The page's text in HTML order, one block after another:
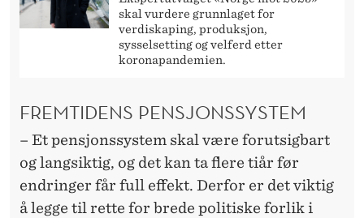
skal vurdere grunnlaget for
verdiskaping, produksjon,
sysselsetting og velferd etter
koronapandemien.
FREMTIDENS PENSJONSSYSTEM
– Et pensjonssystem skal være forutsigbart
og langsiktig, og det kan ta flere tiår før
endringer får full effekt. Derfor er det viktig
å legge til rette for brede politiske forlik i